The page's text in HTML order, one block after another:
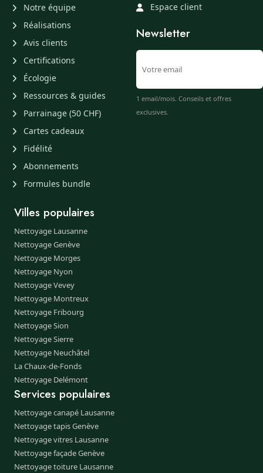
Notre équipe
Réalisations
Avis clients
Certifications
Écologie
Ressources & guides
Parrainage (50 CHF)
Cartes cadeaux
Fidélité
Abonnements
Formules bundle
Espace client
Newsletter
1 email/mois. Conseils et offres
exclusives.
Villes populaires
Nettoyage Lausanne
Nettoyage Genève
Nettoyage Morges
Nettoyage Nyon
Nettoyage Vevey
Nettoyage Montreux
Nettoyage Fribourg
Nettoyage Sion
Nettoyage Sierre
Nettoyage Neuchâtel
La Chaux-de-Fonds
Nettoyage Delémont
Services populaires
Nettoyage canapé Lausanne
Nettoyage tapis Genève
Nettoyage vitres Lausanne
Nettoyage façade Genève
Nettoyage toiture Lausanne